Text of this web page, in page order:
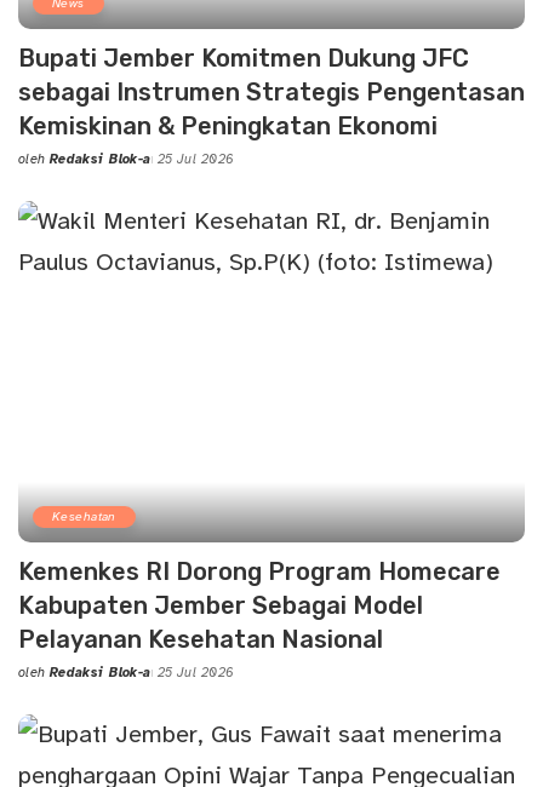
Bupati Jember Komitmen Dukung JFC
sebagai Instrumen Strategis Pengentasan
Kemiskinan & Peningkatan Ekonomi
Posted
oleh Redaksi Blok-a 25 Jul 2026
Kesehatan
Kemenkes RI Dorong Program Homecare
Kabupaten Jember Sebagai Model
Pelayanan Kesehatan Nasional
Posted
oleh Redaksi Blok-a 25 Jul 2026